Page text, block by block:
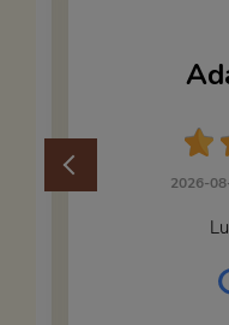
2026-